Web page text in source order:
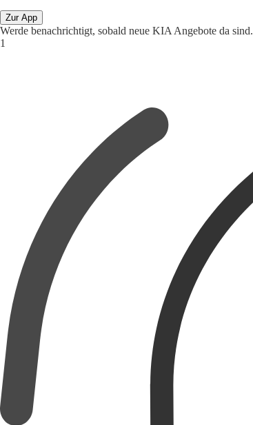
Zur App
Werde benachrichtigt, sobald neue KIA Angebote da sind.